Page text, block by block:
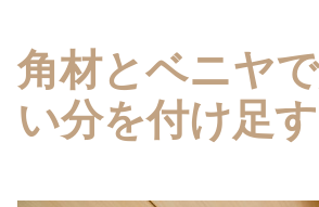
角材とベニヤ
い分を付け足す